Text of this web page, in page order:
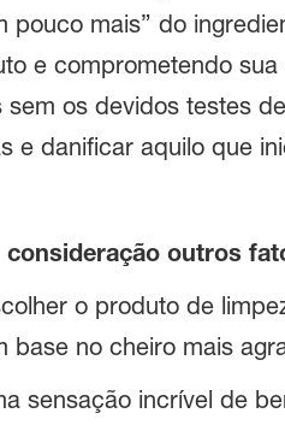
mais” do
e comprometendo
os devidos testes
e danificar aquilo que
outros
o produto de
base no cheiro mais
sensação incrível de